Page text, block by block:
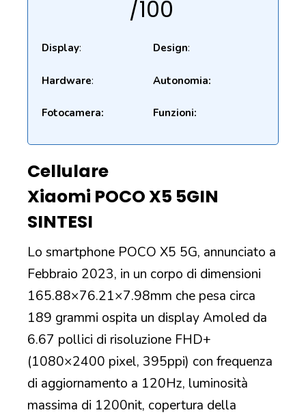
/100
Display: Design:
Hardware: Autonomia:
Fotocamera: Funzioni:
Cellulare
Xiaomi POCO X5 5GIN
SINTESI
Lo smartphone POCO X5 5G, annunciato a
Febbraio 2023, in un corpo di dimensioni
165.88×76.21×7.98mm che pesa circa
189 grammi ospita un display Amoled da
6.67 pollici di risoluzione FHD+
(1080×2400 pixel, 395ppi) con frequenza
di aggiornamento a 120Hz, luminosità
massima di 1200nit, copertura della